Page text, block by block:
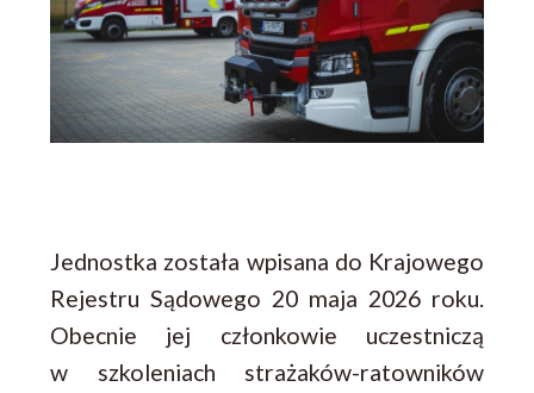
Jednostka została wpisana do Krajowego
Rejestru Sądowego 20 maja 2026 roku.
Obecnie jej członkowie uczestniczą
w szkoleniach strażaków-ratowników